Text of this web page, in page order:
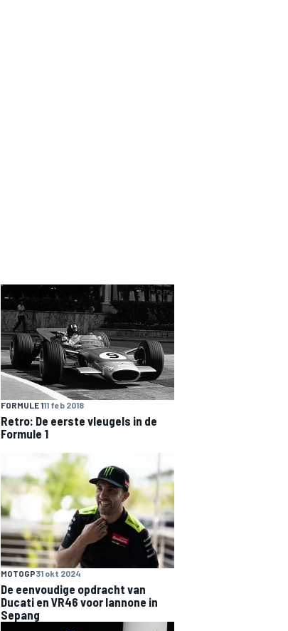
FORMULE 111 feb 2018
Retro: De eerste vleugels in de
Formule 1
MOTOGP31 okt 2024
De eenvoudige opdracht van
Ducati en VR46 voor Iannone in
Sepang